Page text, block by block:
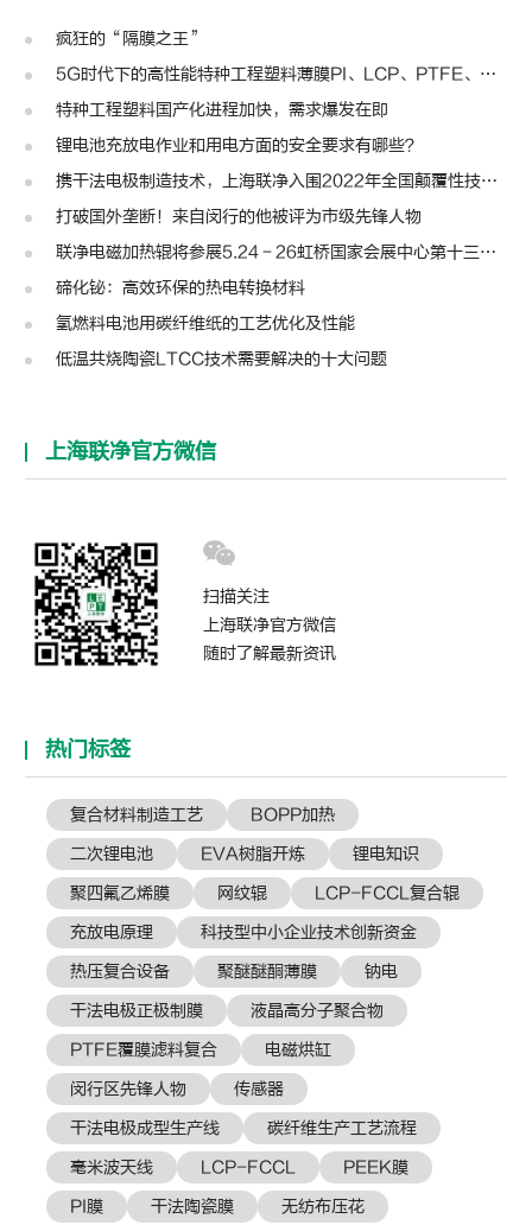
疯狂的“隔膜之王”
5G时代下的高性能特种工程塑料薄膜PI、LCP、PTFE、PPS、PEEK、PEN
特种工程塑料国产化进程加快，需求爆发在即
锂电池充放电作业和用电方面的安全要求有哪些？
携干法电极制造技术，上海联净入围2022年全国颠覆性技术创新大赛
打破国外垄断！来自闵行的他被评为市级先锋人物
联净电磁加热辊将参展5.24－26虹桥国家会展中心第十三届模切展
碲化铋：高效环保的热电转换材料
氢燃料电池用碳纤维纸的工艺优化及性能
低温共烧陶瓷LTCC技术需要解决的十大问题
上海联净官方微信
扫描关注
上海联净官方微信
随时了解最新资讯
热门标签
复合材料制造工艺
BOPP加热
二次锂电池
EVA树脂开炼
锂电知识
聚四氟乙烯膜
网纹辊
LCP-FCCL复合辊
充放电原理
科技型中小企业技术创新资金
热压复合设备
聚醚醚酮薄膜
钠电
干法电极正极制膜
液晶高分子聚合物
PTFE覆膜滤料复合
电磁烘缸
闵行区先锋人物
传感器
干法电极成型生产线
碳纤维生产工艺流程
毫米波天线
LCP-FCCL
PEEK膜
PI膜
干法陶瓷膜 无纺布压花